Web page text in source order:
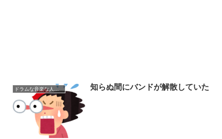
ドラムな音楽な人生～ 知らぬ間にバンドが解散していた